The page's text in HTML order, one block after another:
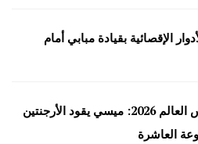
الإقصائية بقيادة مبابي أمام
الأرجنتين ضد النمسا – كأس العالم 2026: ميسي يقود الأرجنتين
العاشرة